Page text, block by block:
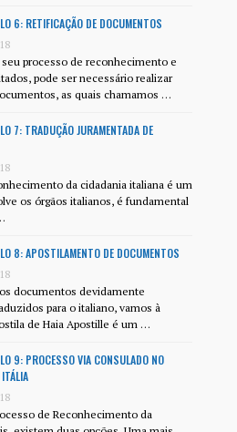
6: RETIFICAÇÃO DE DOCUMENTOS
seu processo de reconhecimento e
pode ser necessário realizar
as quais chamamos …
7: TRADUÇÃO JURAMENTADA DE
da cidadania italiana é um
os órgãos italianos, é fundamental
8: APOSTILAMENTO DE DOCUMENTOS
documentos devidamente
para o italiano, vamos à
de Haia Apostille é um …
9: PROCESSO VIA CONSULADO NO
de Reconhecimento da